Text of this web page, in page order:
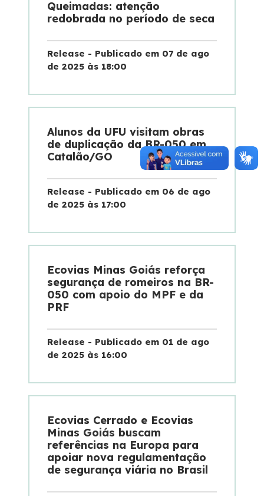
Queimadas: atenção
redobrada no período de seca
Release - Publicado em 07 de ago
de 2025 às 18:00
Alunos da UFU visitam obras
de duplicação da BR-050 em
Catalão/GO
Release - Publicado em 06 de ago
de 2025 às 17:00
Ecovias Minas Goiás reforça
segurança de romeiros na BR-
050 com apoio do MPF e da
PRF
Release - Publicado em 01 de ago
de 2025 às 16:00
Ecovias Cerrado e Ecovias
Minas Goiás buscam
referências na Europa para
apoiar nova regulamentação
de segurança viária no Brasil